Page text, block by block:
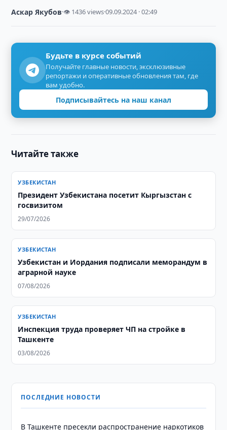
Аскар Якубов·👁 1436 views·09.09.2024 · 02:49
Будьте в курсе событий
Получайте главные новости, эксклюзивные
репортажи и оперативные обновления там, где
вам удобно.
Подписывайтесь на наш канал
Читайте также
УЗБЕКИСТАН
Президент Узбекистана посетит Кыргызстан с
госвизитом
29/07/2026
УЗБЕКИСТАН
Узбекистан и Иордания подписали меморандум в
аграрной науке
07/08/2026
УЗБЕКИСТАН
Инспекция труда проверяет ЧП на стройке в
Ташкенте
03/08/2026
ПОСЛЕДНИЕ НОВОСТИ
В Ташкенте пресекли распространение наркотиков